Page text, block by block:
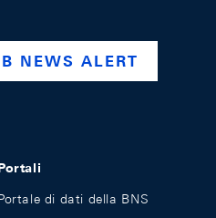
company/swiss-
NEWS ALERT
di dati della BNS